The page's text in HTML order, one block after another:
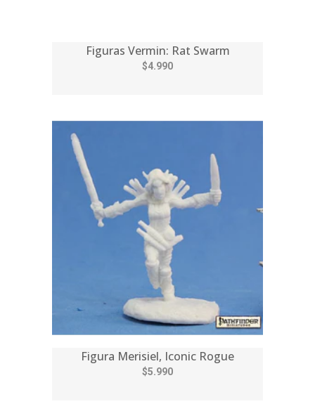
Figuras Vermin: Rat Swarm
$4.990
Figura Merisiel, Iconic Rogue
$5.990